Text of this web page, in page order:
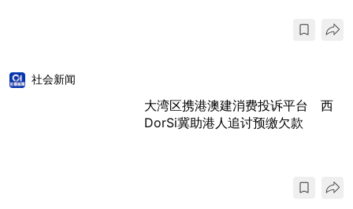
社会新闻
大湾区携港澳建消费投诉平台 西
DorSi冀助港人追讨预缴欠款